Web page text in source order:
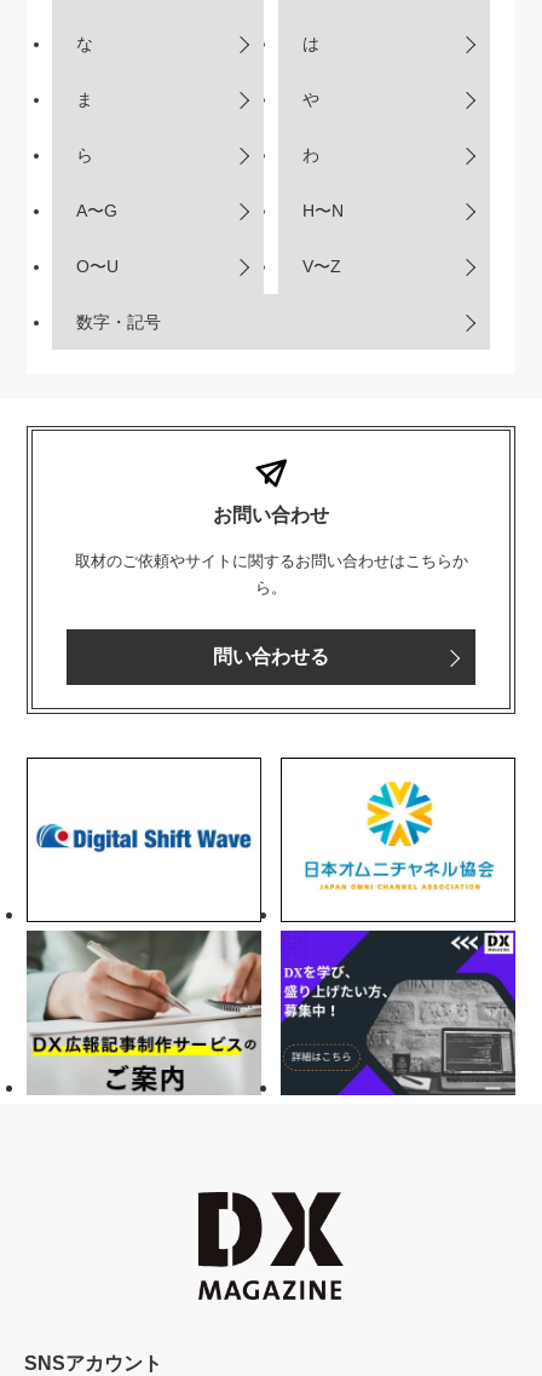
な は
ま や
ら わ
A〜G H〜N
O〜U V〜Z
数字・記号
お問い合わせ
取材のご依頼やサイトに関するお問い合わせはこちらか
ら。
問い合わせる
SNSアカウント